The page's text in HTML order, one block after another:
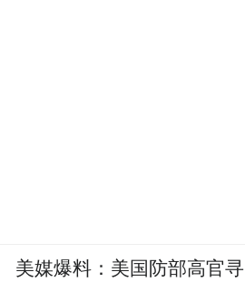
美媒爆料：美国防部高官寻